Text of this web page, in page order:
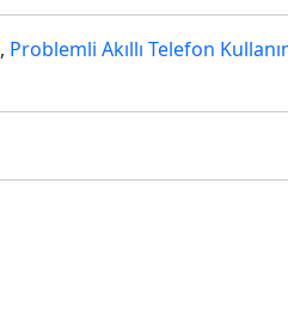
, Problemli Akıllı Telefon